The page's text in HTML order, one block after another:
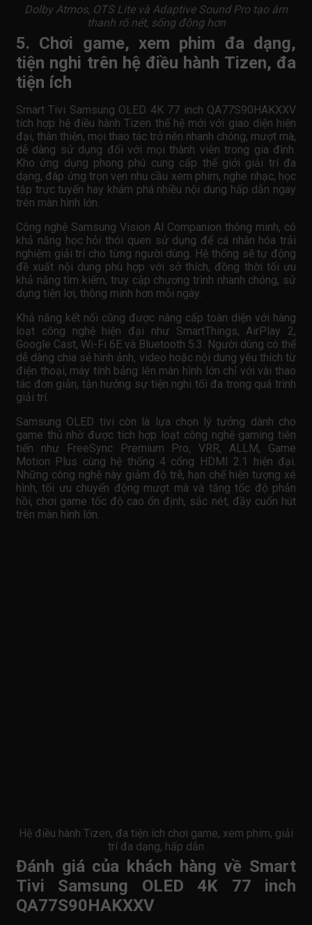
Dolby Atmos, OTS Lite và Adaptive Sound Pro tạo âm
thanh rõ nét, sống động hơn
5. Chơi game, xem phim đa dạng,
tiện nghi trên hệ điều hành Tizen, đa
tiện ích
Smart Tivi Samsung OLED 4K 77 inch QA77S90HAKXXV
tích hợp hệ điều hành Tizen thế hệ mới với giao diện hiện
đại, thân thiện, mọi thao tác trở nên nhanh chóng, mượt mà,
dễ dàng sử dụng đối với mọi thành viên trong gia đình.
Kho ứng dụng phong phú cung cấp thế giới giải trí đa
dạng, đáp ứng trọn vẹn nhu cầu xem phim, nghe nhạc, học
tập trực tuyến hay khám phá nhiều nội dung hấp dẫn ngay
trên màn hình lớn.
Công nghệ Samsung Vision AI Companion thông minh, có
khả năng học hỏi thói quen sử dụng để cá nhân hóa trải
nghiệm giải trí cho từng người dùng. Hệ thống sẽ tự động
đề xuất nội dung phù hợp với sở thích, đồng thời tối ưu
khả năng tìm kiếm, truy cập chương trình nhanh chóng, sử
dụng tiện lợi, thông minh hơn mỗi ngày.
Khả năng kết nối cũng được nâng cấp toàn diện với hàng
loạt công nghệ hiện đại như SmartThings, AirPlay 2,
Google Cast, Wi-Fi 6E và Bluetooth 5.3. Người dùng có thể
dễ dàng chia sẻ hình ảnh, video hoặc nội dung yêu thích từ
điện thoại, máy tính bảng lên màn hình lớn chỉ với vài thao
tác đơn giản, tận hưởng sự tiện nghi tối đa trong quá trình
giải trí.
Samsung OLED tivi còn là lựa chọn lý tưởng dành cho
game thủ nhờ được tích hợp loạt công nghệ gaming tiên
tiến như FreeSync Premium Pro, VRR, ALLM, Game
Motion Plus cùng hệ thống 4 cổng HDMI 2.1 hiện đại.
Những công nghệ này giảm độ trễ, hạn chế hiện tượng xé
hình, tối ưu chuyển động mượt mà và tăng tốc độ phản
hồi, chơi game tốc độ cao ổn định, sắc nét, đầy cuốn hút
trên màn hình lớn.
Hệ điều hành Tizen, đa tiện ích chơi game, xem phim, giải
trí đa dạng, hấp dẫn
Đánh giá của khách hàng về Smart
Tivi Samsung OLED 4K 77 inch
QA77S90HAKXXV